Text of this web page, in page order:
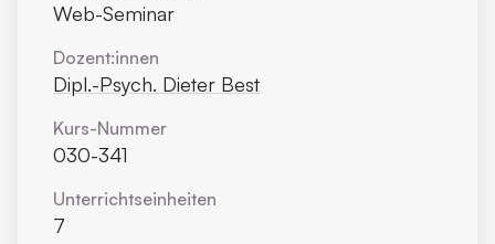
Web-Seminar
Dozent:innen
Dipl.-Psych. Dieter Best
Kurs-Nummer
030-341
Unterrichts­einheiten
7